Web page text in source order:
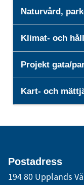
Naturvård,
Klimat- och
Projekt gata/
Kart- och
Postadress
194 80 Upplands